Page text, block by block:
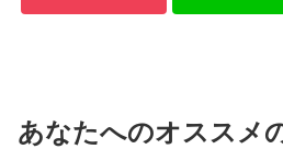
あなたへのオススメ